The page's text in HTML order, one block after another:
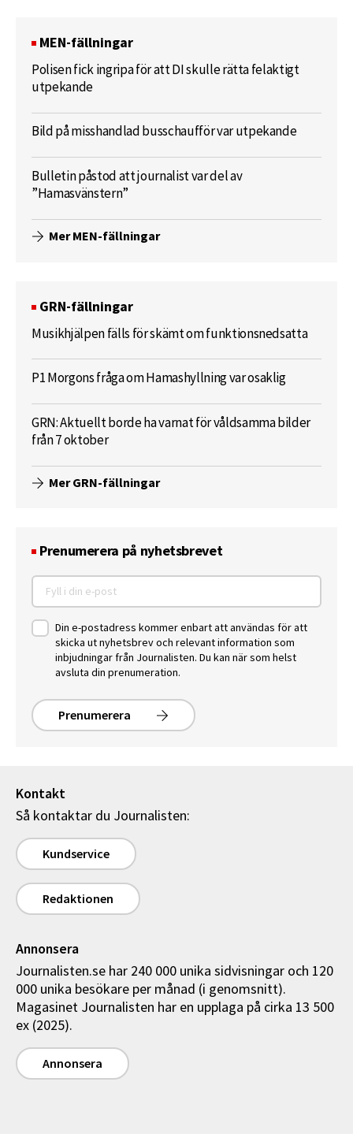
MEN-fällningar
Polisen fick ingripa för att DI skulle rätta felaktigt
utpekande
Bild på misshandlad busschaufför var utpekande
Bulletin påstod att journalist var del av
”Hamasvänstern”
Mer MEN-fällningar
GRN-fällningar
Musikhjälpen fälls för skämt om funktionsnedsatta
P1 Morgons fråga om Hamashyllning var osaklig
GRN: Aktuellt borde ha varnat för våldsamma bilder
från 7 oktober
Mer GRN-fällningar
Prenumerera på nyhetsbrevet
Din e-postadress kommer enbart att användas för att
skicka ut nyhetsbrev och relevant information som
inbjudningar från Journalisten. Du kan när som helst
avsluta din prenumeration.
Prenumerera
Kontakt
Så kontaktar du Journalisten:
Kundservice
Redaktionen
Annonsera
Journalisten.se har 240 000 unika sidvisningar och 120
000 unika besökare per månad (i genomsnitt).
Magasinet Journalisten har en upplaga på cirka 13 500
ex (2025).
Annonsera